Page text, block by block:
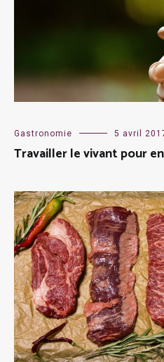
Gastronomie 5 avril
Travailler le vivant pour